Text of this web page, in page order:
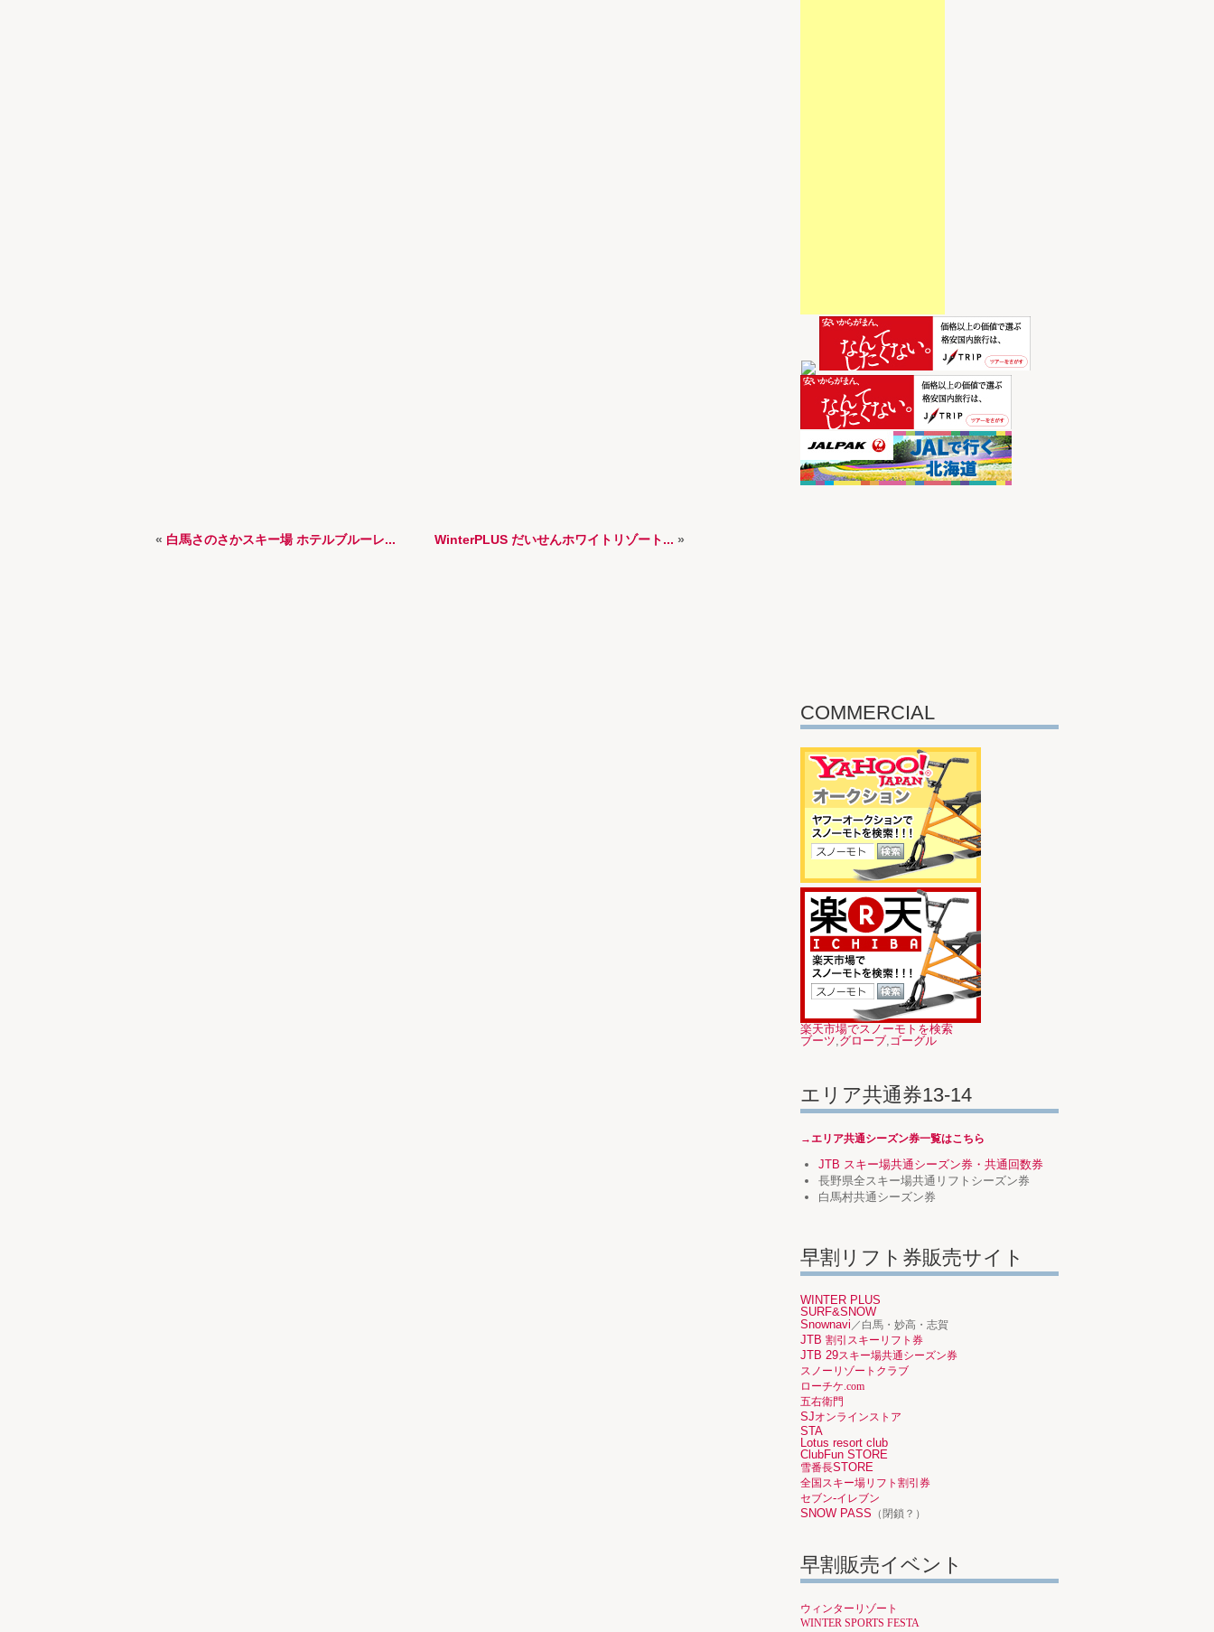
« 白馬さのさかスキー場 ホテルブルーレ... WinterPLUS だいせんホワイトリゾート... »
COMMERCIAL
楽天市場でスノーモトを検索
ブーツ グローブ ゴーグル
エリア共通券13-14
→エリア共通シーズン券一覧はこちら
JTB スキー場共通シーズン券・共通回数券
長野県全スキー場共通リフトシーズン券
白馬村共通シーズン券
早割リフト券販売サイト
WINTER PLUS
SURF&SNOW
Snownavi ／白馬・妙高・志賀
JTB 割引スキーリフト券
JTB 29スキー場共通シーズン券
スノーリゾートクラブ
ローチケ.com
五右衛門
SJオンラインストア
STA
Lotus resort club
ClubFun STORE
雪番長STORE
全国スキー場リフト割引券
セブン-イレブン
SNOW PASS （閉鎖？）
早割販売イベント
ウィンターリゾート
WINTER SPORTS FESTA